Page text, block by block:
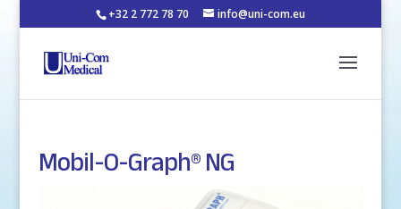
+32 2 772 78 70 info@uni-com.eu
Mobil-O-Graph® NG